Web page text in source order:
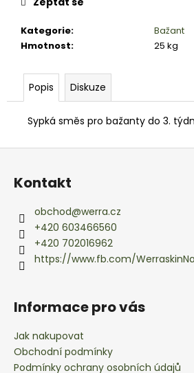
Kategorie:
Bažant
Hmotnost: 25 kg
Popis Diskuze
Sypká směs pro bažanty do 3.
p
u
j
m
e
Z
Kontakt
obchod@werra.cz
+420 603466560
+420 702016962
https://www.fb.com/
Informace pro vás
Jak nakupovat
Obchodní podmínky
Podmínky ochrany osobních údajů